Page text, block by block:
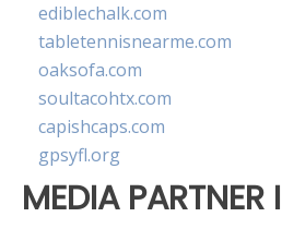
ediblechalk.com
tabletennisnearme.com
oaksofa.com
soultacohtx.com
capishcaps.com
gpsyfl.org
MEDIA PARTNER